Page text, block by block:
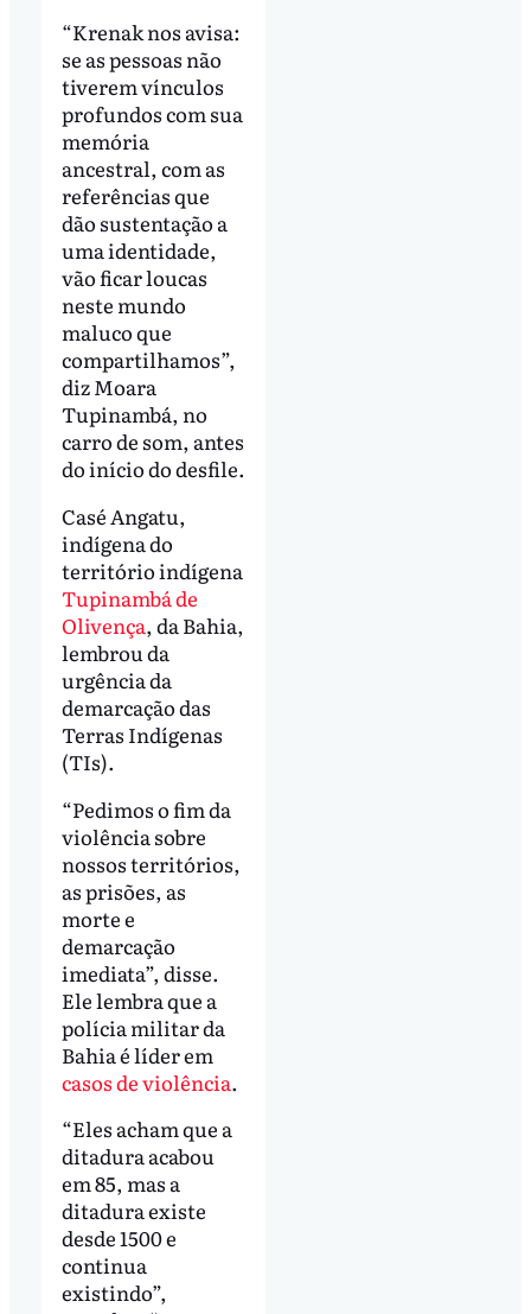
“Krenak nos avisa:
se as pessoas não
tiverem vínculos
profundos com sua
memória
ancestral, com as
referências que
dão sustentação a
uma identidade,
vão ficar loucas
neste mundo
maluco que
compartilhamos”,
diz Moara
Tupinambá, no
carro de som, antes
do início do desfile.
Casé Angatu,
indígena do
território indígena
Tupinambá de
Olivença, da Bahia,
lembrou da
urgência da
demarcação das
Terras Indígenas
(TIs).
“Pedimos o fim da
violência sobre
nossos territórios,
as prisões, as
morte e
demarcação
imediata”, disse.
Ele lembra que a
polícia militar da
Bahia é líder em
casos de violência.
“Eles acham que a
ditadura acabou
em 85, mas a
ditadura existe
desde 1500 e
continua
existindo”,